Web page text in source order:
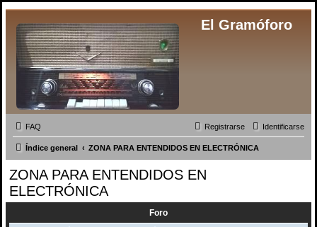
El Gramóforo
FAQ Identificarse
Registrarse
Índice general ZONA PARA ENTENDIDOS EN ELECTRÓNICA
ZONA PARA ENTENDIDOS EN
ELECTRÓNICA
Foro